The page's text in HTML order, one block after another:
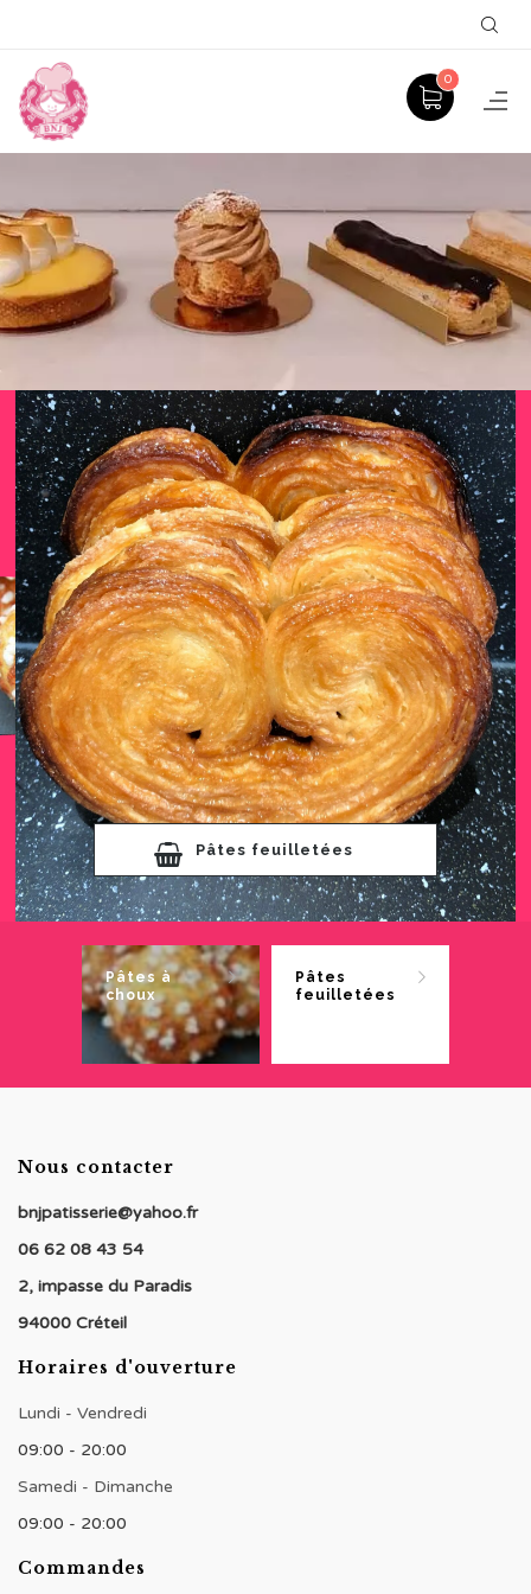
0
PÂTE …
ACCUEIL
Pâtes feuilletées
Pâtes à
choux
Pâtes
feuilletées
Nous contacter
bnjpatisserie@yahoo.fr
06 62 08 43 54
2, impasse du Paradis
94000 Créteil
Horaires d'ouverture
Lundi - Vendredi
09:00 - 20:00
Samedi - Dimanche
09:00 - 20:00
Commandes